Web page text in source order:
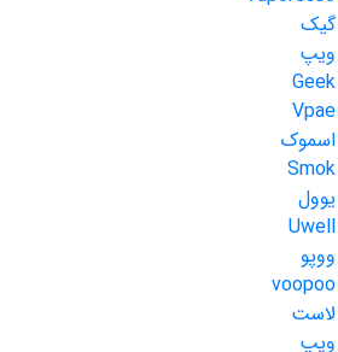
گیک
ویپ
Geek
Vpae
اسموک
Smok
یوول
Uwell
ووپو
voopoo
لاست
ویپ